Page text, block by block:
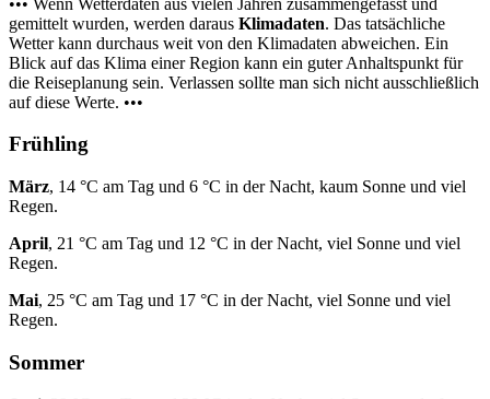
gemittelt wurden, werden daraus Klimadaten. Das tatsächliche
Wetter kann durchaus weit von den Klimadaten abweichen. Ein
Blick auf das Klima einer Region kann ein guter Anhaltspunkt für
die Reiseplanung sein. Verlassen sollte man sich nicht ausschließlich
auf diese Werte. •••
Frühling
März, 14 °C am Tag und 6 °C in der Nacht, kaum Sonne und viel
Regen.
April, 21 °C am Tag und 12 °C in der Nacht, viel Sonne und viel
Regen.
Mai, 25 °C am Tag und 17 °C in der Nacht, viel Sonne und viel
Regen.
Sommer